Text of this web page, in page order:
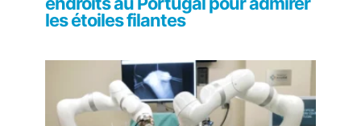
les étoiles filantes